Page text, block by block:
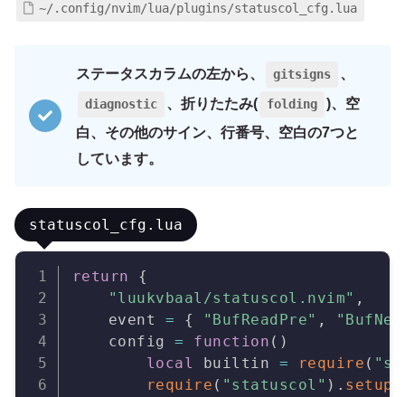
~/.config/nvim/lua/plugins/statuscol_cfg.lua
ステータスカラムの左から、 gitsigns 、
diagnostic 、折りたたみ( folding
)、空
白、その他のサイン、行番号、空白の7つと
しています。
statuscol_cfg.lua
return
{
"luukvbaal/statuscol.nvim" ,
    event
= { "BufReadPre" ,
    config
= function ( )
local
builtin = require (
require ( "statuscol" ) . setup